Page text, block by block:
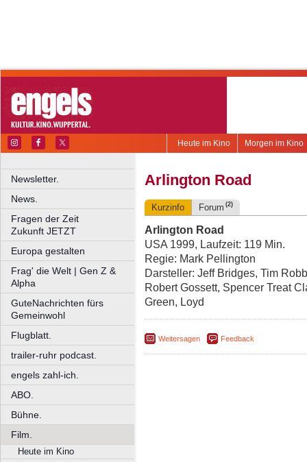
Morgen im Kino
Heute im Kino
Newsletter.
News.
Fragen der Zeit
Zukunft JETZT
Europa gestalten
Frag' die Welt | Gen Z &
Alpha
GuteNachrichten fürs
Gemeinwohl
Flugblatt.
trailer-ruhr podcast.
engels zahl-ich.
ABO.
Bühne.
Film.
Heute im Kino
Arlington Road
Kurzinfo Forum (2)
Arlington Road
USA 1999, Laufzeit: 119 Min.
Regie: Mark Pellington
Darsteller: Jeff Bridges, Tim
Robert Gossett, Spencer Treat
Green, Loyd
Weitersagen Feedback